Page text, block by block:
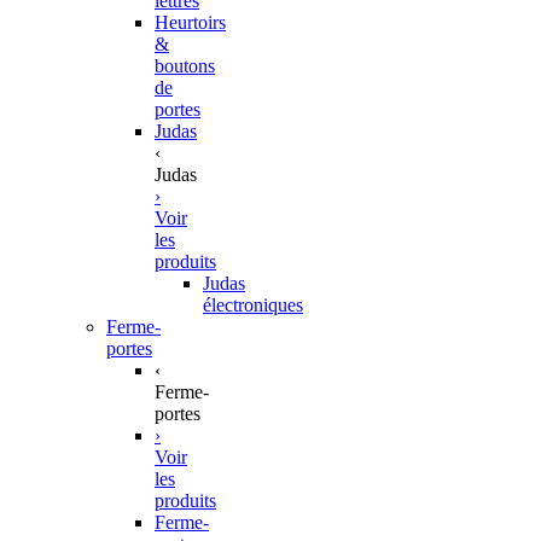
Heurtoirs
&
boutons
de
portes
Judas
‹
Judas
›
Voir
les
produits
Judas
électroniques
Ferme-
portes
‹
Ferme-
portes
›
Voir
les
produits
Ferme-